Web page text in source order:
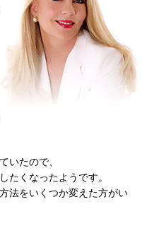
いたので、
たくなったようです。
法をいくつか変えた方がい